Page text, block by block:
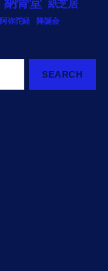
紙芝居
阿弥陀経 降誕会